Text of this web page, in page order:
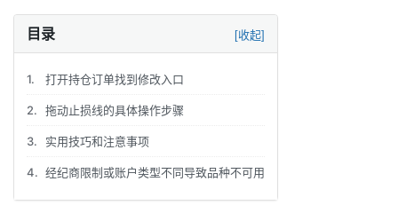
目录 [收起]
1. 打开持仓订单找到修改入口
2. 拖动止损线的具体操作步骤
3. 实用技巧和注意事项
4. 经纪商限制或账户类型不同导致品种不可用